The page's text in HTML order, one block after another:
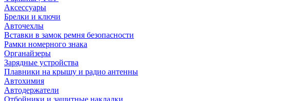
Аксессуары
Брелки и ключи
Авточехлы
Вставки в замок ремня безопасности
Рамки номерного знака
Органайзеры
Зарядные устройства
Плавники на крышу и радио антенны
Автохимия
Автодержатели
Отбойники и защитные накладки